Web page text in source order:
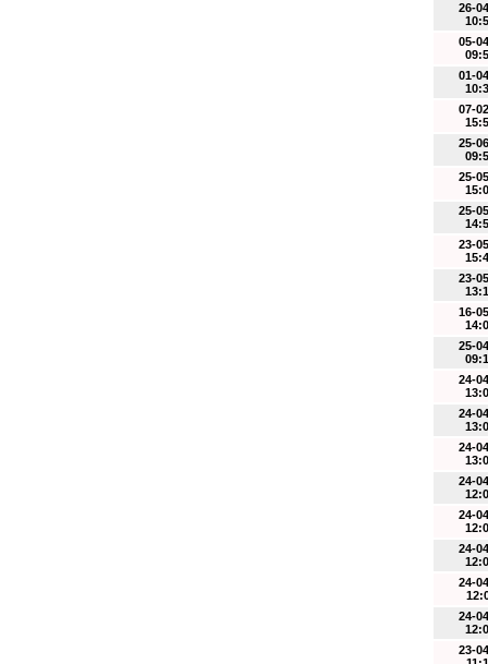
26-
05-
01-
07-
25-
25-
25-
23-
23-
16-
25-
24-
24-
24-
24-
24-
24-
24-
24-
23-